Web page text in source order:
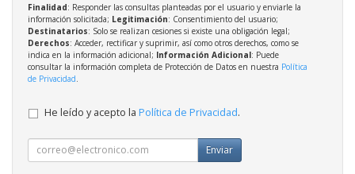
Finalidad: Responder las consultas planteadas por el usuario y enviarle la
información solicitada; Legitimación: Consentimiento del usuario;
Destinatarios: Solo se realizan cesiones si existe una obligación legal;
Derechos: Acceder, rectificar y suprimir, así como otros derechos, como se
indica en la información adicional; Información Adicional: Puede
consultar la información completa de Protección de Datos en nuestra Política
de Privacidad
He leído y acepto la Política de Privacidad.
Enviar